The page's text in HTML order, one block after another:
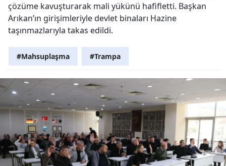
çözüme kavuşturarak mali yükünü hafifletti. Başkan
Arıkan’ın girişimleriyle devlet binaları Hazine
taşınmazlarıyla takas edildi.
#Mahsuplaşma #Trampa